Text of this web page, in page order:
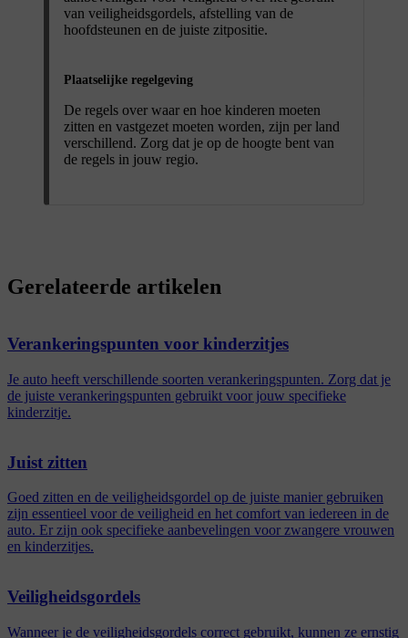
van veiligheidsgordels, afstelling van de
hoofdsteunen en de juiste zitpositie.
Plaatselijke regelgeving
De regels over waar en hoe kinderen moeten
zitten en vastgezet moeten worden, zijn per land
verschillend. Zorg dat je op de hoogte bent van
de regels in jouw regio.
Gerelateerde artikelen
Verankeringspunten voor kinderzitjes
Je auto heeft verschillende soorten verankeringspunten. Zorg dat je
de juiste verankeringspunten gebruikt voor jouw specifieke
kinderzitje.
Juist zitten
Goed zitten en de veiligheidsgordel op de juiste manier gebruiken
zijn essentieel voor de veiligheid en het comfort van iedereen in de
auto. Er zijn ook specifieke aanbevelingen voor zwangere vrouwen
en kinderzitjes.
Veiligheidsgordels
Wanneer je de veiligheidsgordels correct gebruikt, kunnen ze ernstig